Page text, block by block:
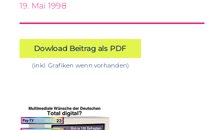
19. Mai 1998
Dowload Beitrag als PDF
(inkl. Grafiken wenn vorhanden)